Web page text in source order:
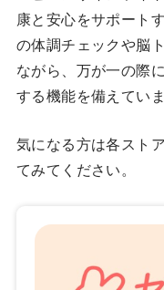
康と安心をサポート
の体調チェックや脳
ながら、万が一の際
する機能を備えていま
気になる方は各スト
てみてください。